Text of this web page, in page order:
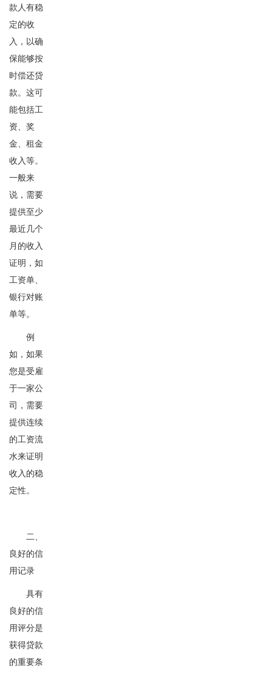
款人有稳
定的收
入，以确
保能够按
时偿还贷
款。这可
能包括工
资、奖
金、租金
收入等。
一般来
说，需要
提供至少
最近几个
月的收入
证明，如
工资单、
银行对账
单等。
例
如，如果
您是受雇
于一家公
司，需要
提供连续
的工资流
水来证明
收入的稳
定性。
二、
良好的信
用记录
具有
良好的信
用评分是
获得贷款
的重要条